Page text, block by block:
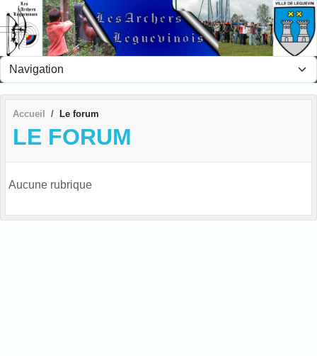
Accueil Le forum
LE FORUM
Aucune rubrique
Panneau de gestion des cookies